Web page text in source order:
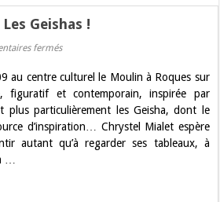
Geishas !
ferméssur
Sensualité,
Les
!
au centre culturel le Moulin à Roques sur
figuratif et contemporain, inspirée par
plus particulièrement les Geisha, dont le
d’inspiration… Chrystel Mialet espère
autant qu’à regarder ses tableaux, à
…